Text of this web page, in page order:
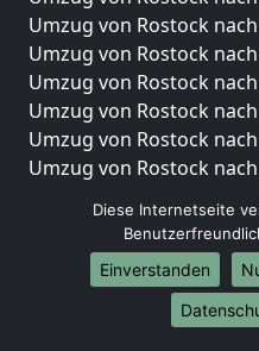
Umzug von Rostock
Umzug von Rostock
Umzug von Rostock
Umzug von Rostock
Umzug von Rostock
Umzug von Rostock
Umzüge-
Umzug von Rostock
Umzug von Rostock
Diese Internetseite
Einverstanden